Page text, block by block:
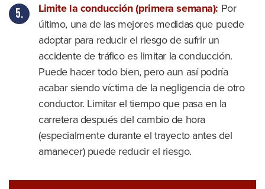
Limite la conducción (primera semana): Por
último, una de las mejores medidas que puede
adoptar para reducir el riesgo de sufrir un
accidente de tráfico es limitar la conducción.
Puede hacer todo bien, pero aun así podría
acabar siendo víctima de la negligencia de otro
conductor. Limitar el tiempo que pasa en la
carretera después del cambio de hora
(especialmente durante el trayecto antes del
amanecer) puede reducir el riesgo.